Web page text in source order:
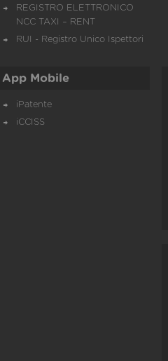
REGISTRO ELETTRONICO
NCC TAXI – RENT
RUI - Registro Unico Ispettori
App Mobile
iPatente
iCCISS